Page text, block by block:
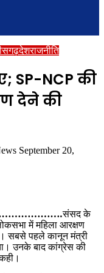
देशराजनीति
SP-NCP की
देने की
Send
September 20,
संसद के
में महिला आरक्षण
सबसे पहले कानून मंत्री
उनके बाद कांग्रेस की